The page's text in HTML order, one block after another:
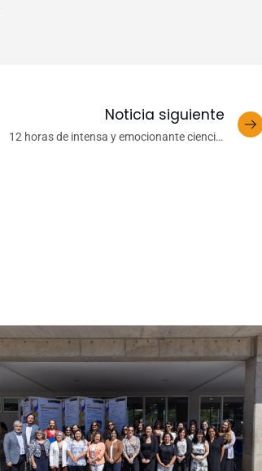
Noticia siguiente
12 horas de intensa y emocionante ciencia: